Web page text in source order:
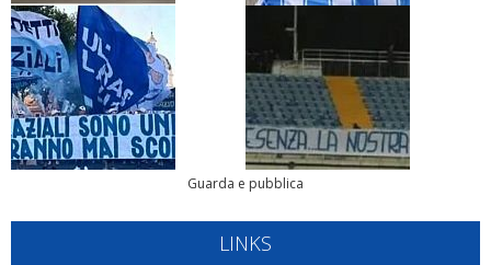
Guarda e pubblica
LINKS